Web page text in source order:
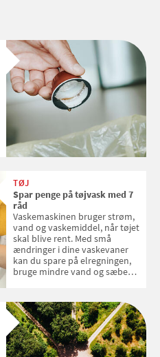
TØJ
Spar penge på tøjvask med 7
råd
Vaskemaskinen bruger strøm,
vand og vaskemiddel, når tøjet
skal blive rent. Med små
ændringer i dine vaskevaner
kan du spare på elregningen,
bruge mindre vand og sæbe
enkle råd til at spare penge på
tøjvasken